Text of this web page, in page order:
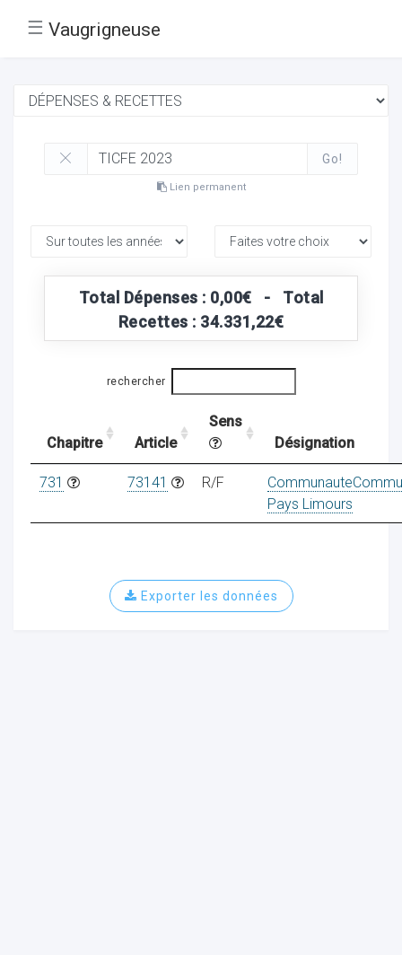
☰ Vaugrigneuse
Go!
Lien permanent
Total Dépenses : 0,00€ - Total
Recettes : 34.331,22€
rechercher
Chapitre Article
Sens
Désignation
731 73141 R/F
Pays Limours
Exporter les données